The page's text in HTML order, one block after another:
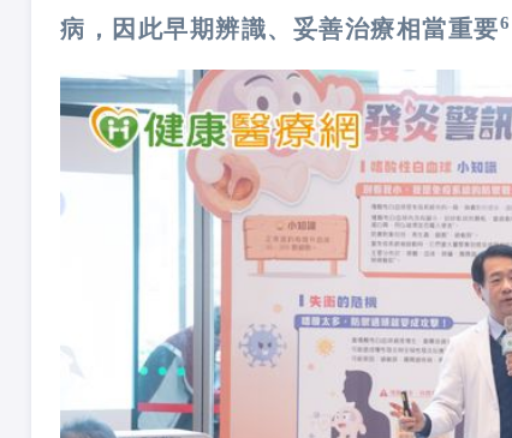
病，因此早期辨識、妥善治療相當重要6